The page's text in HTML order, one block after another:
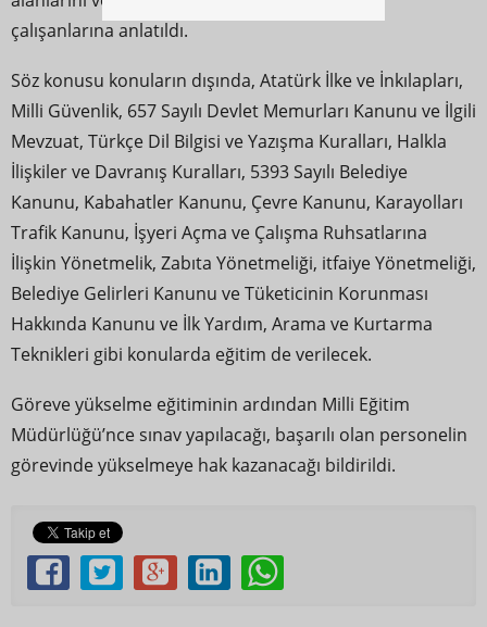
çalışanlarına anlatıldı.
Söz konusu konuların dışında, Atatürk İlke ve İnkılapları,
Milli Güvenlik, 657 Sayılı Devlet Memurları Kanunu ve İlgili
Mevzuat, Türkçe Dil Bilgisi ve Yazışma Kuralları, Halkla
İlişkiler ve Davranış Kuralları, 5393 Sayılı Belediye
Kanunu, Kabahatler Kanunu, Çevre Kanunu, Karayolları
Trafik Kanunu, İşyeri Açma ve Çalışma Ruhsatlarına
İlişkin Yönetmelik, Zabıta Yönetmeliği, itfaiye Yönetmeliği,
Belediye Gelirleri Kanunu ve Tüketicinin Korunması
Hakkında Kanunu ve İlk Yardım, Arama ve Kurtarma
Teknikleri gibi konularda eğitim de verilecek.
Göreve yükselme eğitiminin ardından Milli Eğitim
Müdürlüğü’nce sınav yapılacağı, başarılı olan personelin
görevinde yükselmeye hak kazanacağı bildirildi.